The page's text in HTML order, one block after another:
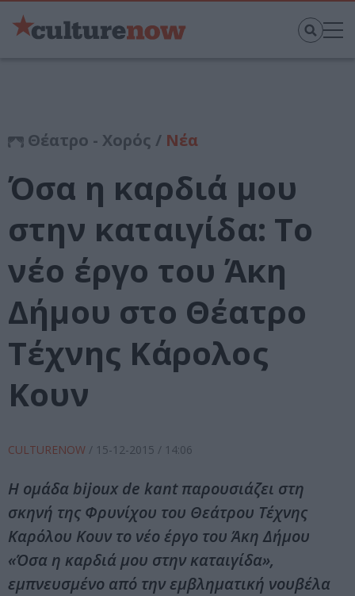
Θέατρο - Χορός / Νέα
Όσα η καρδιά μου
στην καταιγίδα: Το
νέο έργο του Άκη
Δήμου στο Θέατρο
Τέχνης Κάρολος
Κουν
CULTURENOW / 15-12-2015 / 14:06
Η ομάδα bijoux de kant παρουσιάζει στη
σκηνή της Φρυνίχου του Θεάτρου Τέχνης
Καρόλου Κουν το νέο έργο του Άκη Δήμου
«Όσα η καρδιά μου στην καταιγίδα»,
εμπνευσμένο από την εμβληματική νουβέλα